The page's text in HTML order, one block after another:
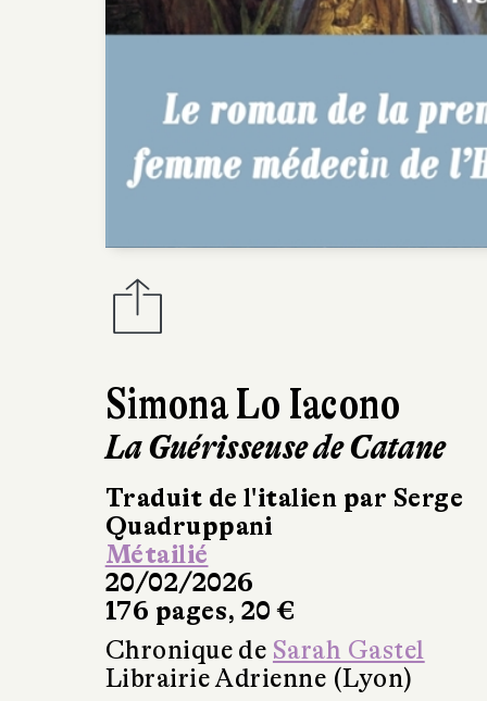
Simona Lo Iacono
La Guérisseuse de Catane
Traduit de l'italien par Serge
Quadruppani
Métailié
20/02/2026
176 pages, 20 €
Chronique de Sarah Gastel
Librairie Adrienne (Lyon)